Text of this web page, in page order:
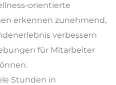
orientierte
erkennen zunehmend,
verbessern
für Mitarbeiter
Stunden in